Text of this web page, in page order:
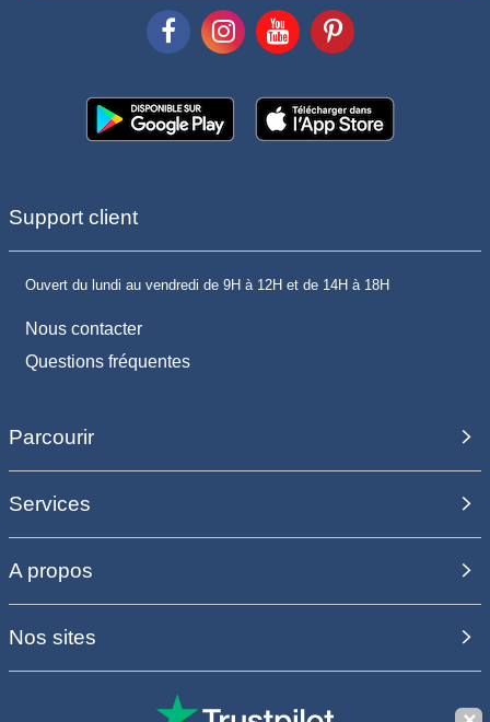
Support client
Ouvert du lundi au vendredi de 9H à 12H et de 14H à 18H
Nous contacter
Questions fréquentes
Parcourir
Services
A propos
Nos sites